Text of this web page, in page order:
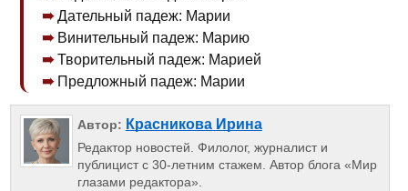
Дательный падеж: Марии
Винительный падеж: Марию
Творительный падеж: Марией
Предложный падеж: Марии
Автор: Красникова Ирина
Редактор новостей. Филолог, журналист и
публицист с 30-летним стажем. Автор блога «Мир
глазами редактора».